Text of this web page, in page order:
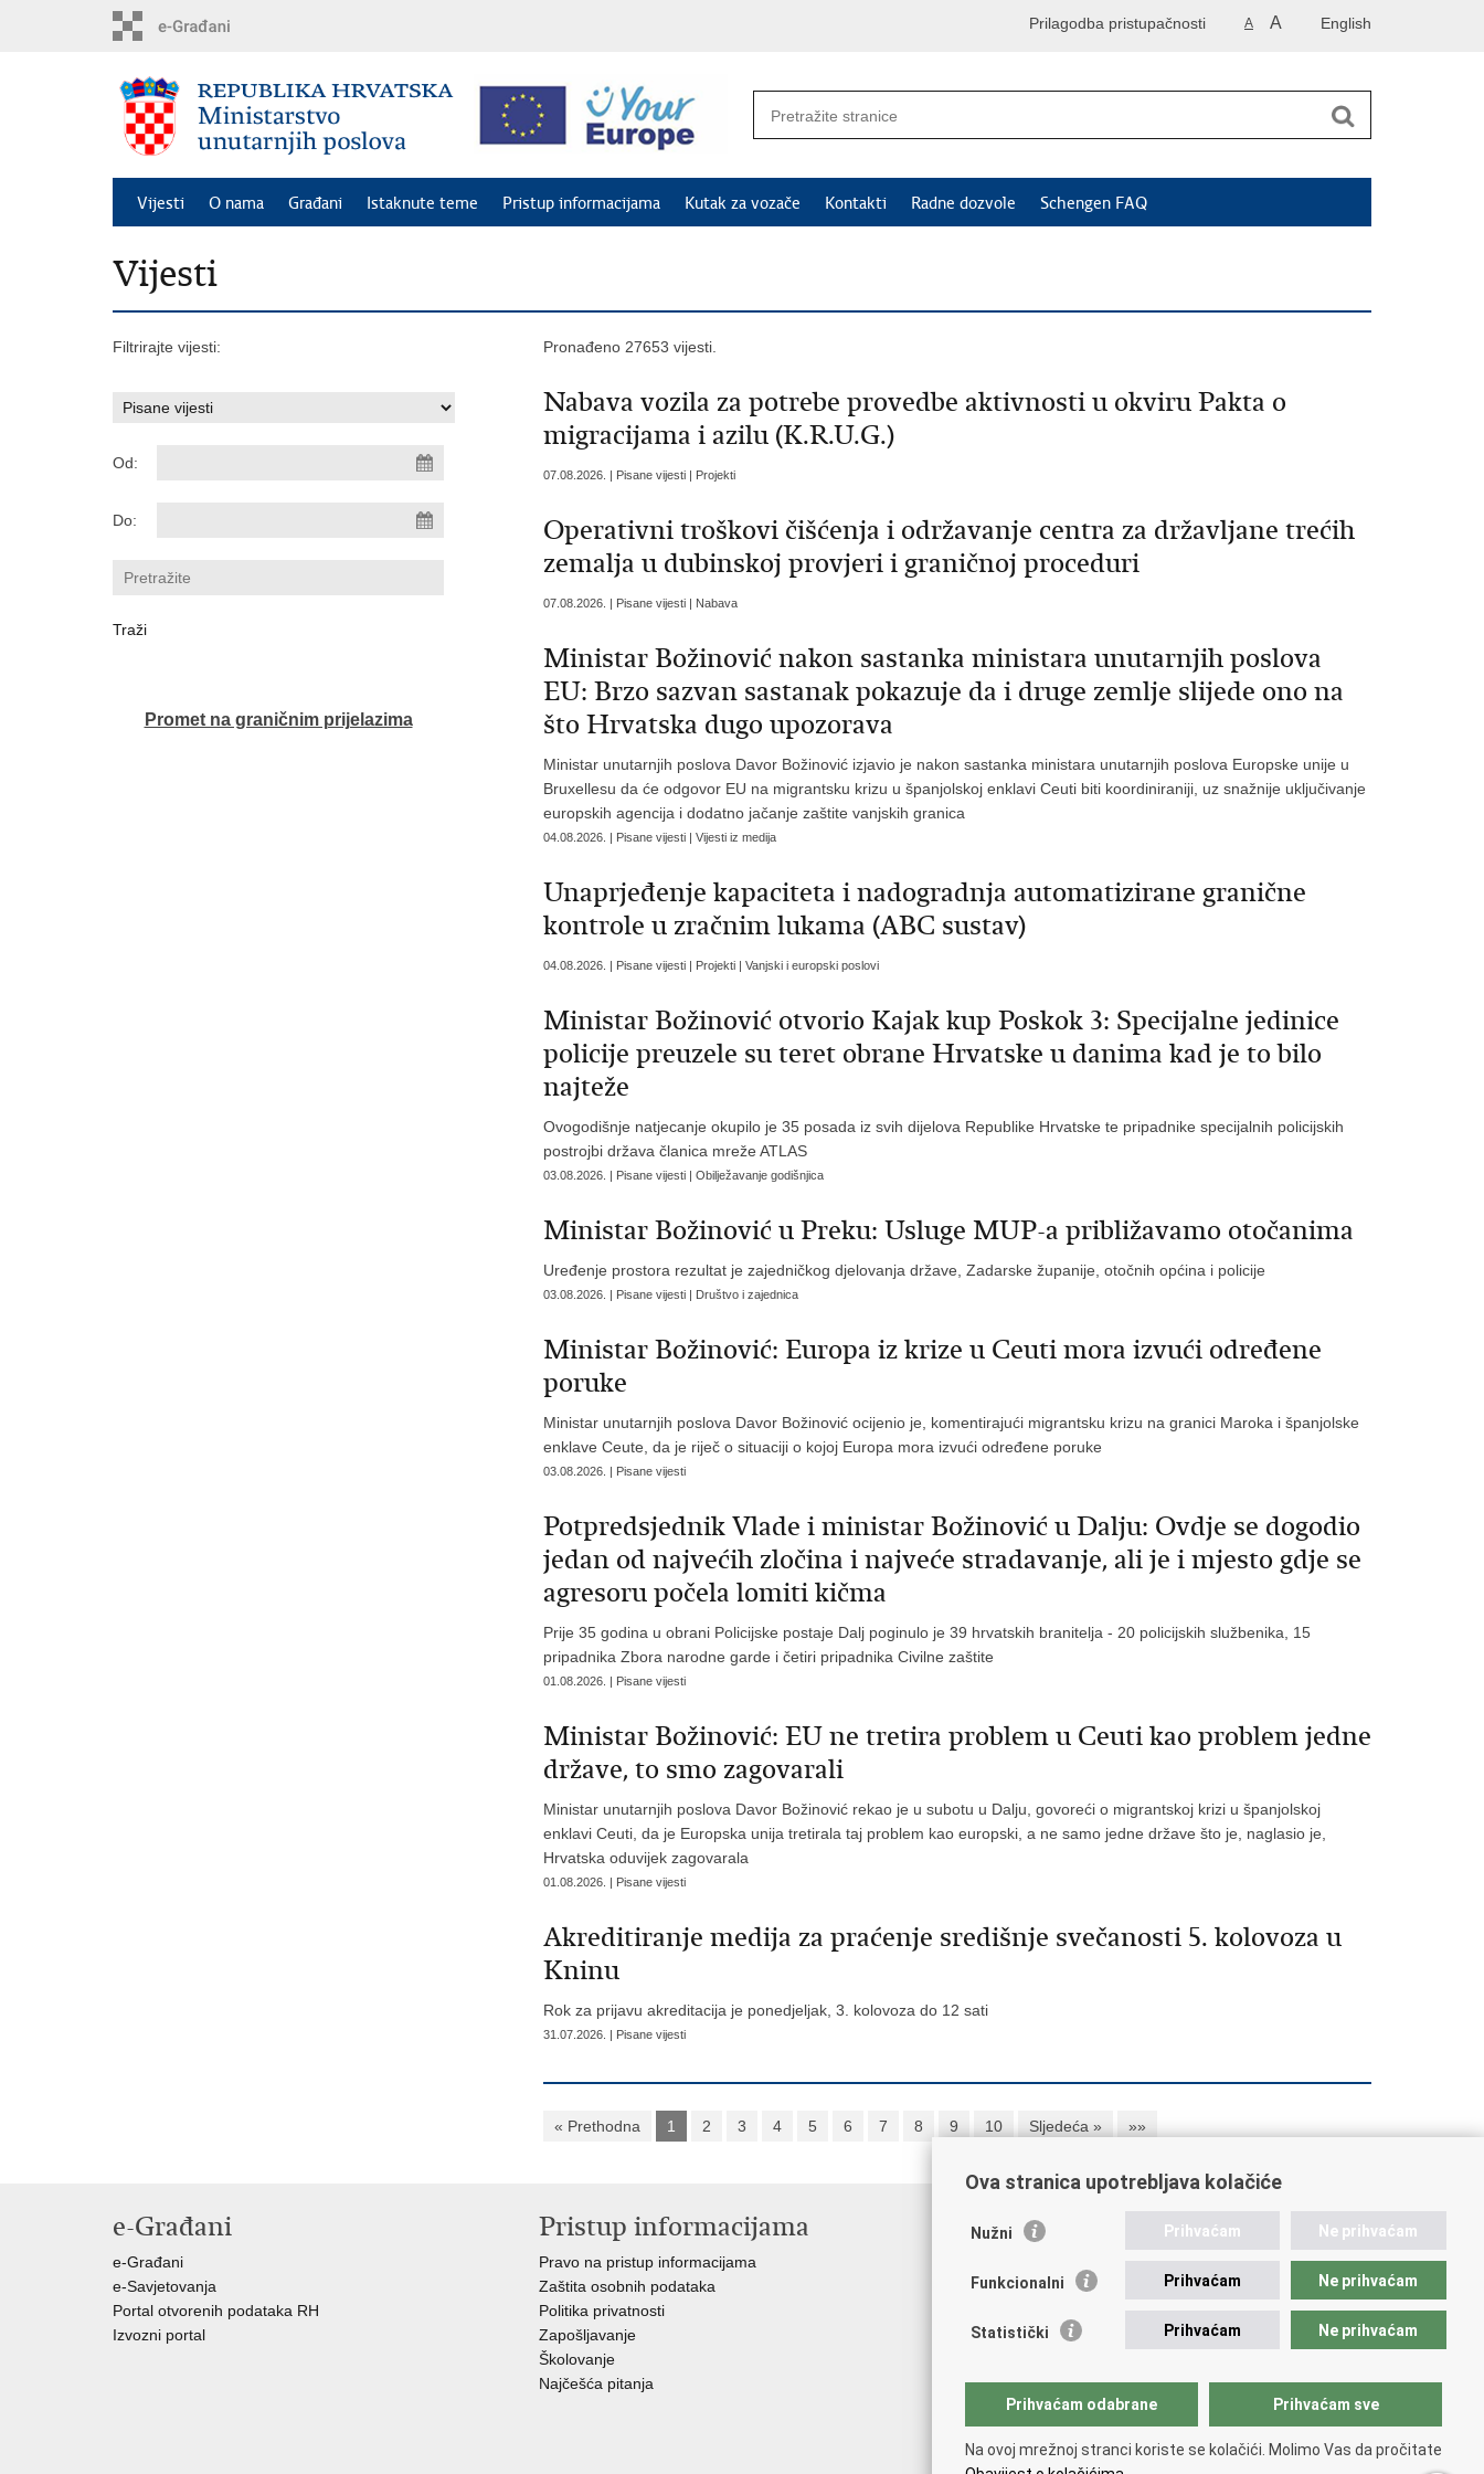
English
A A
Prilagodba pristupačnosti
Vijesti O nama Građani Istaknute teme Pristup informacijama Kutak za vozače Kontakti Radne dozvole Schengen FAQ
Vijesti
Filtrirajte vijesti:
Od:
Do:
Promet na graničnim prijelazima
Pronađeno 27653 vijesti.
Nabava vozila za potrebe provedbe aktivnosti u okviru Pakta o
migracijama i azilu (K.R.U.G.)
07.08.2026. | Pisane vijesti | Projekti
Operativni troškovi čišćenja i održavanje centra za državljane trećih
zemalja u dubinskoj provjeri i graničnoj proceduri
07.08.2026. | Pisane vijesti | Nabava
Ministar Božinović nakon sastanka ministara unutarnjih poslova
EU: Brzo sazvan sastanak pokazuje da i druge zemlje slijede ono na
što Hrvatska dugo upozorava
Ministar unutarnjih poslova Davor Božinović izjavio je nakon sastanka ministara unutarnjih poslova Europske unije u
Bruxellesu da će odgovor EU na migrantsku krizu u španjolskoj enklavi Ceuti biti koordiniraniji, uz snažnije uključivanje
europskih agencija i dodatno jačanje zaštite vanjskih granica
04.08.2026. | Pisane vijesti | Vijesti iz medija
Unaprjeđenje kapaciteta i nadogradnja automatizirane granične
kontrole u zračnim lukama (ABC sustav)
04.08.2026. | Pisane vijesti | Projekti | Vanjski i europski poslovi
Ministar Božinović otvorio Kajak kup Poskok 3: Specijalne jedinice
policije preuzele su teret obrane Hrvatske u danima kad je to bilo
najteže
Ovogodišnje natjecanje okupilo je 35 posada iz svih dijelova Republike Hrvatske te pripadnike specijalnih policijskih
postrojbi država članica mreže ATLAS
03.08.2026. | Pisane vijesti | Obilježavanje godišnjica
Ministar Božinović u Preku: Usluge MUP-a približavamo otočanima
Uređenje prostora rezultat je zajedničkog djelovanja države, Zadarske županije, otočnih općina i policije
03.08.2026. | Pisane vijesti | Društvo i zajednica
Ministar Božinović: Europa iz krize u Ceuti mora izvući određene
poruke
Ministar unutarnjih poslova Davor Božinović ocijenio je, komentirajući migrantsku krizu na granici Maroka i španjolske
enklave Ceute, da je riječ o situaciji o kojoj Europa mora izvući određene poruke
03.08.2026. | Pisane vijesti
Potpredsjednik Vlade i ministar Božinović u Dalju: Ovdje se dogodio
jedan od najvećih zločina i najveće stradavanje, ali je i mjesto gdje se
agresoru počela lomiti kičma
Prije 35 godina u obrani Policijske postaje Dalj poginulo je 39 hrvatskih branitelja - 20 policijskih službenika, 15
pripadnika Zbora narodne garde i četiri pripadnika Civilne zaštite
01.08.2026. | Pisane vijesti
Ministar Božinović: EU ne tretira problem u Ceuti kao problem jedne
države, to smo zagovarali
Ministar unutarnjih poslova Davor Božinović rekao je u subotu u Dalju, govoreći o migrantskoj krizi u španjolskoj
enklavi Ceuti, da je Europska unija tretirala taj problem kao europski, a ne samo jedne države što je, naglasio je,
Hrvatska oduvijek zagovarala
01.08.2026. | Pisane vijesti
Akreditiranje medija za praćenje središnje svečanosti 5. kolovoza u
Kninu
Rok za prijavu akreditacija je ponedjeljak, 3. kolovoza do 12 sati
31.07.2026. | Pisane vijesti
« Prethodna 1 2 3 4 5 6 7 8 9 10 Sljedeća » »»
e-Građani
e-Građani
e-Savjetovanja
Portal otvorenih podataka RH
Izvozni portal
Pristup informacijama
Pravo na pristup informacijama
Zaštita osobnih podataka
Politika privatnosti
Zapošljavanje
Školovanje
Najčešća pitanja
Važne poveznice
EMN Nacionalna kontaktna točka za Republiku Hrvatsku
Policijska akademija
Zaklada policijske solidarnosti
Sindikati
Udruge
Dom zdravlja MUP-a
Ova stranica upotrebljava kolačiće
Nužni Prihvaćam Ne prihvaćam
Funkcionalni Prihvaćam Ne prihvaćam
Statistički Prihvaćam Ne prihvaćam
Prihvaćam odabrane Prihvaćam sve
Na ovoj mrežnoj stranci koriste se kolačići. Molimo Vas da pročitate